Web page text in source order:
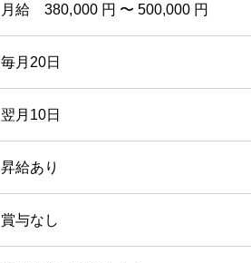
月給 380,000 円 〜 500,000 円
毎月20日
翌月10日
昇給あり
賞与なし